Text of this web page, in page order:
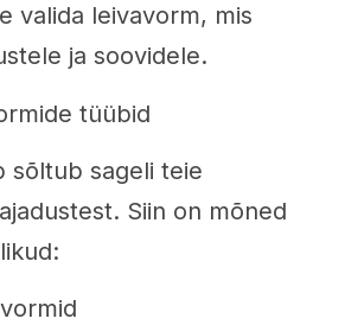
valida leivavorm, mis
ja soovidele.
tüübid
sõltub sageli teie
Siin on mõned